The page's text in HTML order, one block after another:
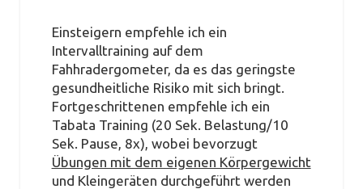
Einsteigern empfehle ich ein
Intervalltraining auf dem
Fahhradergometer, da es das geringste
gesundheitliche Risiko mit sich bringt.
Fortgeschrittenen empfehle ich ein
Tabata Training (20 Sek. Belastung/10
Sek. Pause, 8x), wobei bevorzugt
Übungen mit dem eigenen Körpergewicht
und Kleingeräten durchgeführt werden